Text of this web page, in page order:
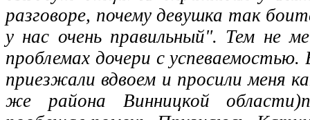
разговоре, почему девушка так
у нас очень правильный". Тем не
проблемах дочери с
приезжали вдвоем и просили меня
же района Винницкой